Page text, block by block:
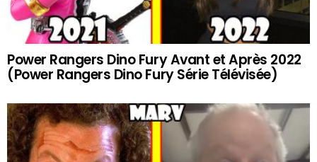
Power Rangers Dino Fury Avant et Après 2022
(Power Rangers Dino Fury Série Télévisée)